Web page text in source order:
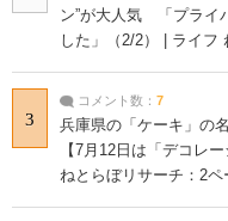
ン”が大人気 「プライ
した」（2/2） | ライフ
3
コメント数： 7
兵庫県の「ケーキ」の
【7月12日は「デコレ
ねとらぼリサーチ：2ペ